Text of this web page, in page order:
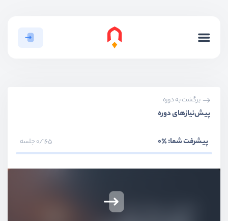
برگشت به دوره
پیش‌نیاز‌های دوره
پیشرفت شما:٪0 0/165 جلسه